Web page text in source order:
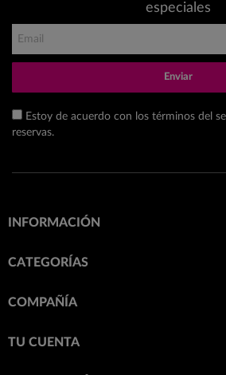
especiales
Enviar
Estoy de acuerdo con los términos del
reservas.
INFORMACIÓN
CATEGORÍAS
COMPAÑÍA
TU CUENTA